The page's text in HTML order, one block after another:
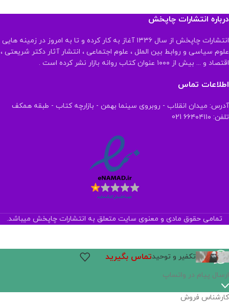
درباره انتشارات چاپخش
انتشارات چاپخش از سال ۱۳۳۶ آغاز به کار کرده و تا به امروز در زمینه هایی
علوم سیاسی و روابط بین الملل ، علوم اجتماعی ، انتشار آثار دکتر شریعتی ،
اقتصاد و ... بیش از ۱۰۰۰ عنوان کتاب روانه بازار نشر کرده است .
اطلاعات تماس
آدرس: میدان انقلاب - روبروی سینما بهمن - بازارچه کتاب - طبقه همکف
تلفن: ۶۶۴۰۴۱۱۰ 021
تمامی حقوق مادی و معنوی سایت متعلق به انتشارات چاپخش میباشد.
تکفیر و توحیدتماس بگیرید